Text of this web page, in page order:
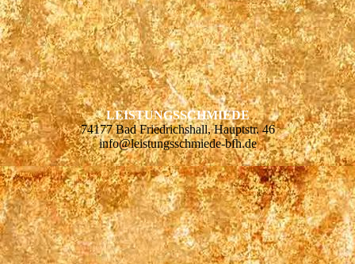
LEISTUNGSSCHMIEDE
74177 Bad Friedrichshall, Hauptstr. 46
info@leistungsschmiede-bfh.de